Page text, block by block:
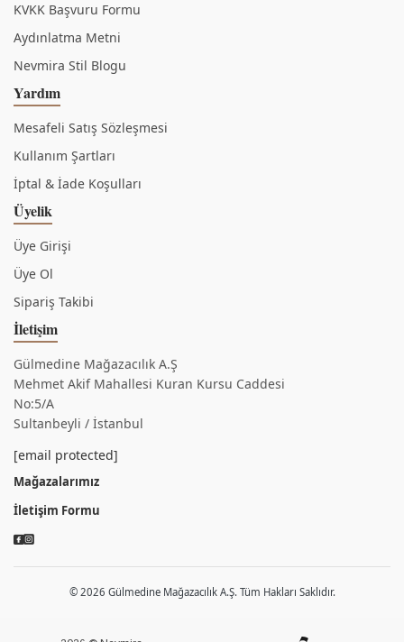
KVKK Başvuru Formu
Aydınlatma Metni
Nevmira Stil Blogu
Yardım
Mesafeli Satış Sözleşmesi
Kullanım Şartları
İptal & İade Koşulları
Üyelik
Üye Girişi
Üye Ol
Sipariş Takibi
İletişim
Gülmedine Mağazacılık A.Ş
Mehmet Akif Mahallesi Kuran Kursu Caddesi
No:5/A
Sultanbeyli / İstanbul
[email protected]
Mağazalarımız
İletişim Formu
© 2026 Gülmedine Mağazacılık A.Ş. Tüm Hakları Saklıdır.